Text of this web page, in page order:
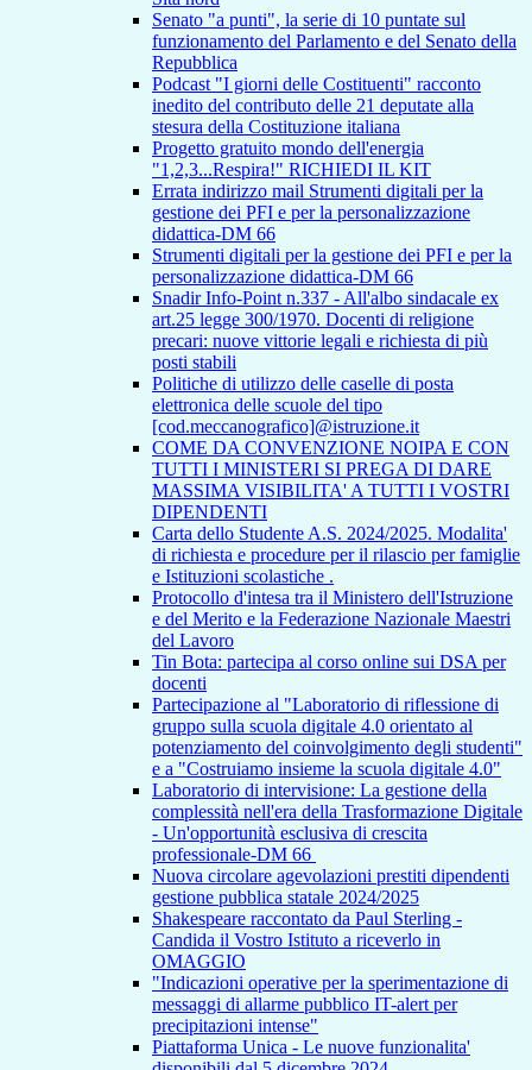
Senato "a punti", la serie di 10 puntate sul
funzionamento del Parlamento e del Senato della
Repubblica
Podcast "I giorni delle Costituenti" racconto
inedito del contributo delle 21 deputate alla
stesura della Costituzione italiana
Progetto gratuito mondo dell'energia
"1,2,3...Respira!" RICHIEDI IL KIT
Errata indirizzo mail Strumenti digitali per la
gestione dei PFI e per la personalizzazione
didattica-DM 66
Strumenti digitali per la gestione dei PFI e per la
personalizzazione didattica-DM 66
Snadir Info-Point n.337 - All'albo sindacale ex
art.25 legge 300/1970. Docenti di religione
precari: nuove vittorie legali e richiesta di più
posti stabili
Politiche di utilizzo delle caselle di posta
elettronica delle scuole del tipo
[cod.meccanografico]@istruzione.it
COME DA CONVENZIONE NOIPA E CON
TUTTI I MINISTERI SI PREGA DI DARE
MASSIMA VISIBILITA' A TUTTI I VOSTRI
DIPENDENTI
Carta dello Studente A.S. 2024/2025. Modalita'
di richiesta e procedure per il rilascio per famiglie
e Istituzioni scolastiche .
Protocollo d'intesa tra il Ministero dell'Istruzione
e del Merito e la Federazione Nazionale Maestri
del Lavoro
Tin Bota: partecipa al corso online sui DSA per
docenti
Partecipazione al "Laboratorio di riflessione di
gruppo sulla scuola digitale 4.0 orientato al
potenziamento del coinvolgimento degli studenti"
e a "Costruiamo insieme la scuola digitale 4.0"
Laboratorio di intervisione: La gestione della
complessità nell'era della Trasformazione Digitale
- Un'opportunità esclusiva di crescita
professionale-DM 66
Nuova circolare agevolazioni prestiti dipendenti
gestione pubblica statale 2024/2025
Shakespeare raccontato da Paul Sterling -
Candida il Vostro Istituto a riceverlo in
OMAGGIO
"Indicazioni operative per la sperimentazione di
messaggi di allarme pubblico IT-alert per
precipitazioni intense"
Piattaforma Unica - Le nuove funzionalita'